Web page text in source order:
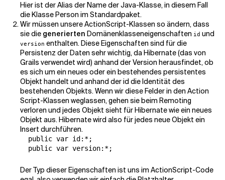
Hier ist der Alias der Name der Java-Klasse, in diesem Fall
die Klasse Person im Standardpaket.
Wir müssen unsere ActionScript-Klassen so ändern, dass
sie die generierten Domänenklasseneigenschaften id und
version enthalten. Diese Eigenschaften sind für die
Persistenz der Daten sehr wichtig, da Hibernate (das von
Grails verwendet wird) anhand der Version herausfindet, ob
es sich um ein neues oder ein bestehendes persistentes
Objekt handelt und anhand der id die Identität des
bestehenden Objekts. Wenn wir diese Felder in den Action
Script-Klassen weglassen, gehen sie beim Remoting
verloren und jedes Objekt sieht für Hibernate wie ein neues
Objekt aus. Hibernate wird also für jedes neue Objekt ein
Insert durchführen.
  public var id:*;
  public var version:*;
Der Typ dieser Eigenschaften ist uns im ActionScript-Code